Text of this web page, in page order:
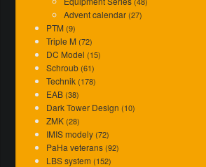
Advent calendar (27)
PTM (9)
Triple M (72)
DC Model (15)
Schroub (61)
Technik (178)
EAB (38)
Dark Tower Design (10)
ZMK (28)
IMIS modely (72)
PaHa veterans (92)
LBS system (152)